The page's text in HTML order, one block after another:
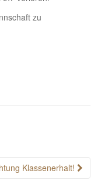
zu
Klassenerhalt!